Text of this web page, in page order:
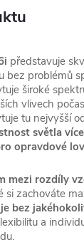
představuje
bez problémů
široké
vlivech
tu nejvyšší
světla
opravdové
mezi rozdíly
si zachováte
bez
a